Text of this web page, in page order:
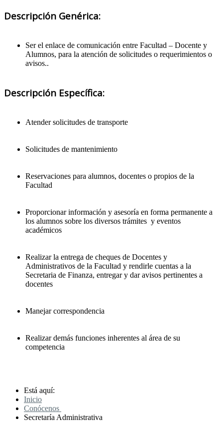
Descripción Genérica:
Ser el enlace de comunicación entre Facultad – Docente y
Alumnos, para la atención de solicitudes o requerimientos o
avisos..
Descripción Específica:
Atender solicitudes de transporte
Solicitudes de mantenimiento
Reservaciones para alumnos, docentes o propios de la
Facultad
Proporcionar información y asesoría en forma permanente a
los alumnos sobre los diversos trámites y eventos
académicos
Realizar la entrega de cheques de Docentes y
Administrativos de la Facultad y rendirle cuentas a la
Secretaria de Finanza, entregar y dar avisos pertinentes a
docentes
Manejar correspondencia
Realizar demás funciones inherentes al área de su
competencia
Está aquí:
Inicio
Conócenos
Secretaría Administrativa